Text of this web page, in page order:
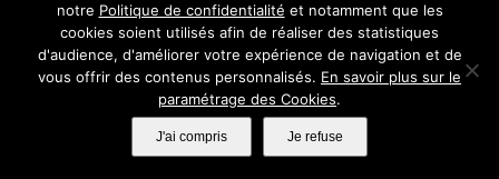
notre Politique de confidentialité et notamment que les
cookies soient utilisés afin de réaliser des statistiques
d'audience, d'améliorer votre expérience de navigation et de
vous offrir des contenus personnalisés. En savoir plus sur le
paramétrage des Cookies.
J'ai compris Je refuse